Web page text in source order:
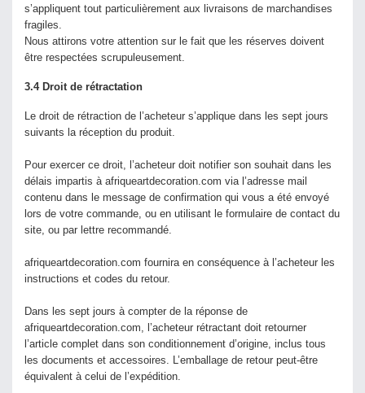
s’appliquent tout particulièrement aux livraisons de marchandises
fragiles.
Nous attirons votre attention sur le fait que les réserves doivent
être respectées scrupuleusement.
3.4 Droit de rétractation
Le droit de rétraction de l’acheteur s’applique dans les sept jours
suivants la réception du produit.
Pour exercer ce droit, l’acheteur doit notifier son souhait dans les
délais impartis à afriqueartdecoration.com via l’adresse mail
contenu dans le message de confirmation qui vous a été envoyé
lors de votre commande, ou en utilisant le formulaire de contact du
site, ou par lettre recommandé.
afriqueartdecoration.com fournira en conséquence à l’acheteur les
instructions et codes du retour.
Dans les sept jours à compter de la réponse de
afriqueartdecoration.com, l’acheteur rétractant doit retourner
l’article complet dans son conditionnement d’origine, inclus tous
les documents et accessoires. L’emballage de retour peut-être
équivalent à celui de l’expédition.